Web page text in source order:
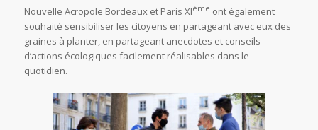
Nouvelle Acropole Bordeaux et Paris XIème ont également
souhaité sensibiliser les citoyens en partageant avec eux des
graines à planter, en partageant anecdotes et conseils
d’actions écologiques facilement réalisables dans le
quotidien.